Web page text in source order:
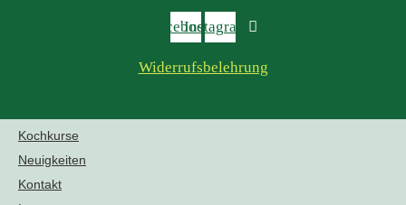
Facebook
Instagram
Widerrufsbelehrung
Kochkurse
Neuigkeiten
Kontakt